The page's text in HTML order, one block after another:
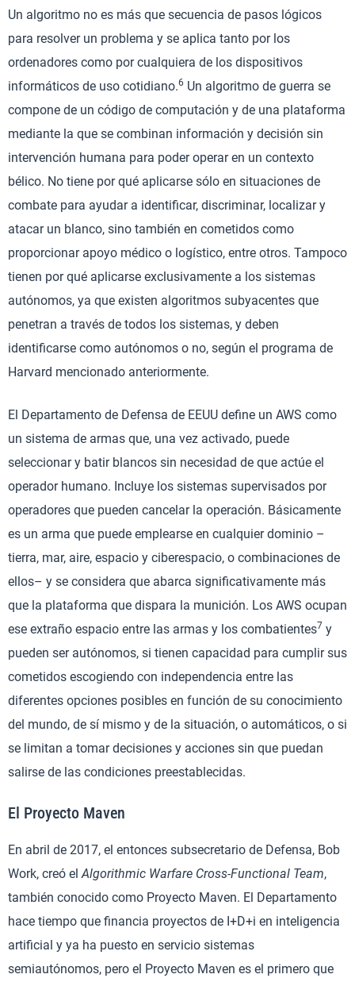
Un algoritmo no es más que secuencia de pasos lógicos
para resolver un problema y se aplica tanto por los
ordenadores como por cualquiera de los dispositivos
informáticos de uso cotidiano.6 Un algoritmo de guerra se
compone de un código de computación y de una plataforma
mediante la que se combinan información y decisión sin
intervención humana para poder operar en un contexto
bélico. No tiene por qué aplicarse sólo en situaciones de
combate para ayudar a identificar, discriminar, localizar y
atacar un blanco, sino también en cometidos como
proporcionar apoyo médico o logístico, entre otros. Tampoco
tienen por qué aplicarse exclusivamente a los sistemas
autónomos, ya que existen algoritmos subyacentes que
penetran a través de todos los sistemas, y deben
identificarse como autónomos o no, según el programa de
Harvard mencionado anteriormente.
El Departamento de Defensa de EEUU define un AWS como
un sistema de armas que, una vez activado, puede
seleccionar y batir blancos sin necesidad de que actúe el
operador humano. Incluye los sistemas supervisados por
operadores que pueden cancelar la operación. Básicamente
es un arma que puede emplearse en cualquier dominio –
tierra, mar, aire, espacio y ciberespacio, o combinaciones de
ellos– y se considera que abarca significativamente más
que la plataforma que dispara la munición. Los AWS ocupan
ese extraño espacio entre las armas y los combatientes7 y
pueden ser autónomos, si tienen capacidad para cumplir sus
cometidos escogiendo con independencia entre las
diferentes opciones posibles en función de su conocimiento
del mundo, de sí mismo y de la situación, o automáticos, o si
se limitan a tomar decisiones y acciones sin que puedan
salirse de las condiciones preestablecidas.
El Proyecto Maven
En abril de 2017, el entonces subsecretario de Defensa, Bob
Work, creó el Algorithmic Warfare Cross-Functional Team,
también conocido como Proyecto Maven. El Departamento
hace tiempo que financia proyectos de I+D+i en inteligencia
artificial y ya ha puesto en servicio sistemas
semiautónomos, pero el Proyecto Maven es el primero que